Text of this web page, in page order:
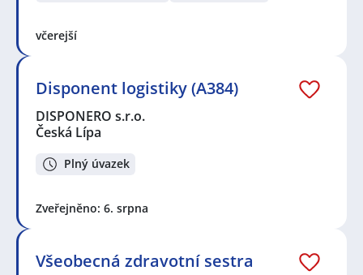
včerejší
Disponent logistiky (A384)
DISPONERO s.r.o.
Česká Lípa
Plný úvazek
Zveřejněno: 6. srpna
Všeobecná zdravotní sestra